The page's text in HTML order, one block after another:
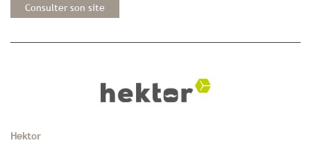
Consulter son site
Hektor